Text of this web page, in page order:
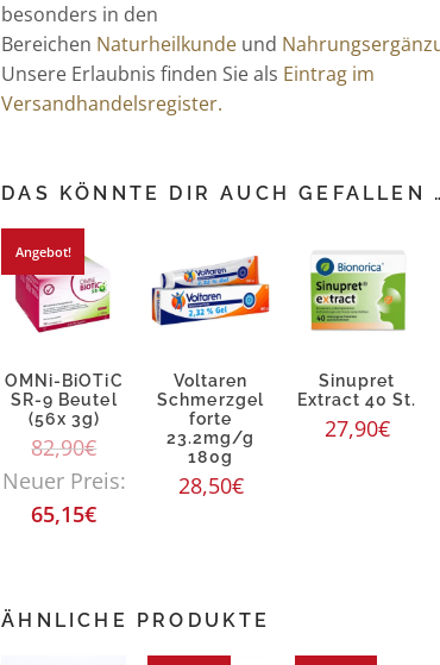
besonders in den
Bereichen Naturheilkunde und
Unsere Erlaubnis finden Sie als Eintrag im
Versandhandelsregister.
DAS KÖNNTE DIR AUCH GEFALLEN
Angebot!
OMNi-BiOTiC
SR-9 Beutel
(56x 3g)
82,90€
Neuer Preis:
65,15€
Voltaren
Schmerzgel
forte
23.2mg/g
180g
28,50€
Sinupret
Extract 40 St.
27,90€
ÄHNLICHE PRODUKTE